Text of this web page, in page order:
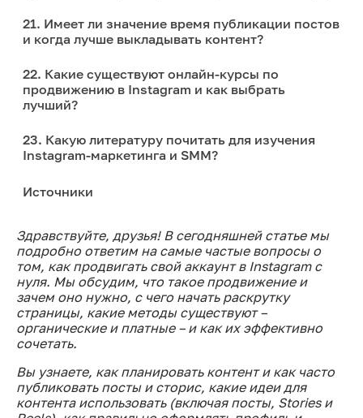
21. Имеет ли значение время публикации постов
и когда лучше выкладывать контент?
22. Какие существуют онлайн-курсы по
продвижению в Instagram и как выбрать
лучший?
23. Какую литературу почитать для изучения
Instagram-маркетинга и SMM?
Источники
Здравствуйте, друзья! В сегодняшней статье мы
подробно ответим на самые частые вопросы о
том, как продвигать свой аккаунт в Instagram с
нуля. Мы обсудим, что такое продвижение и
зачем оно нужно, с чего начать раскрутку
страницы, какие методы существуют –
органические и платные – и как их эффективно
сочетать.
Вы узнаете, как планировать контент и как часто
публиковать посты и сторис, какие идеи для
контента использовать (включая посты, Stories и